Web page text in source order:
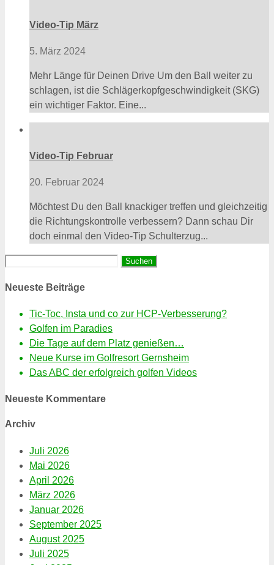
Video-Tip März
5. März 2024
Mehr Länge für Deinen Drive Um den Ball weiter zu
schlagen, ist die Schlägerkopfgeschwindigkeit (SKG)
ein wichtiger Faktor. Eine...
Video-Tip Februar
20. Februar 2024
Möchtest Du den Ball knackiger treffen und gleichzeitig
die Richtungskontrolle verbessern? Dann schau Dir
doch einmal den Video-Tip Schulterzug...
Neueste Beiträge
Tic-Toc, Insta und co zur HCP-Verbesserung?
Golfen im Paradies
Die Tage auf dem Platz genießen…
Neue Kurse im Golfresort Gernsheim
Das ABC der erfolgreich golfen Videos
Neueste Kommentare
Archiv
Juli 2026
Mai 2026
April 2026
März 2026
Januar 2026
September 2025
August 2025
Juli 2025